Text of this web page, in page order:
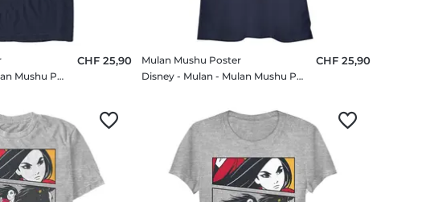
Disney - Mulan - Mulan Mushu Poster - Homme T-shirt
CHF 25,90
Mulan Mushu Poster
Disney - Mulan - Mulan Mushu Poster - Femme T-shirt
CHF 25,90